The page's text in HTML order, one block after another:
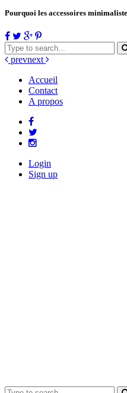
Pourquoi les accessoires
prevnext
Accueil
Contact
A propos
Login
Sign up